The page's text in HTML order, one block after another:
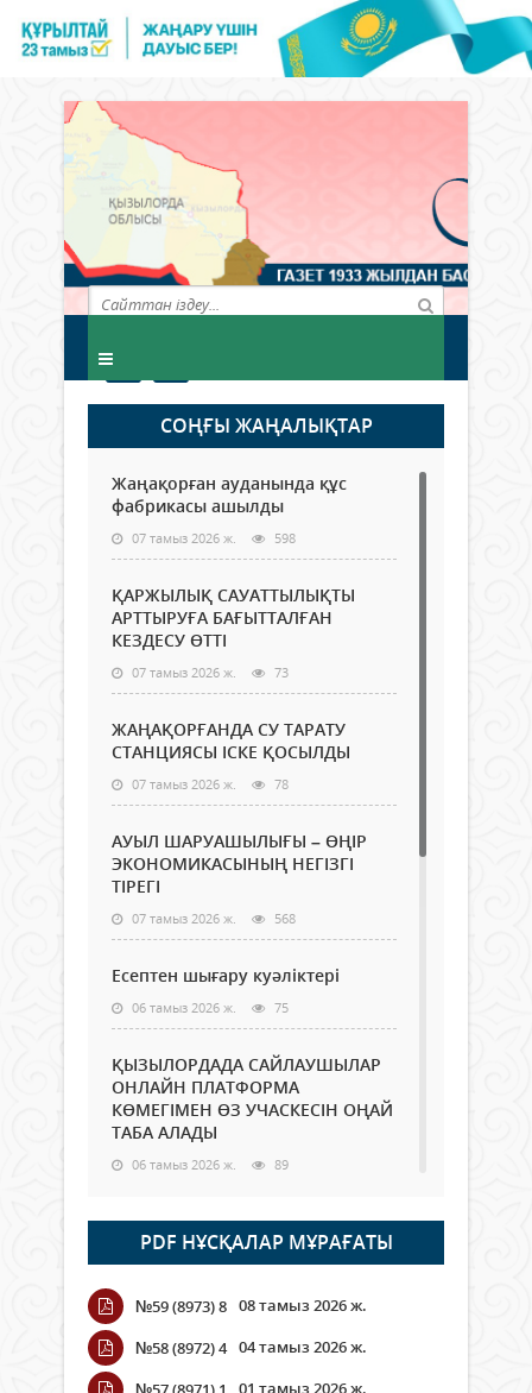
СОҢҒЫ ЖАҢАЛЫҚТАР
Жаңақорған ауданында құс
фабрикасы ашылды
07 тамыз 2026 ж. 598
ҚАРЖЫЛЫҚ САУАТТЫЛЫҚТЫ
АРТТЫРУҒА БАҒЫТТАЛҒАН
КЕЗДЕСУ ӨТТІ
07 тамыз 2026 ж. 73
ЖАҢАҚОРҒАНДА СУ ТАРАТУ
СТАНЦИЯСЫ ІСКЕ ҚОСЫЛДЫ
07 тамыз 2026 ж. 78
АУЫЛ ШАРУАШЫЛЫҒЫ – ӨҢІР
ЭКОНОМИКАСЫНЫҢ НЕГІЗГІ
ТІРЕГІ
07 тамыз 2026 ж. 568
Есептен шығару куәліктері
06 тамыз 2026 ж. 75
ҚЫЗЫЛОРДАДА САЙЛАУШЫЛАР
ОНЛАЙН ПЛАТФОРМА
КӨМЕГІМЕН ӨЗ УЧАСКЕСІН ОҢАЙ
ТАБА АЛАДЫ
06 тамыз 2026 ж. 89
Open Air: Қызылорда облысы
полиция департаменті 20
мыңнан астам көрерменнің
қауіпсіздігін қамтамасыз етті
06 тамыз 2026 ж.
Wi-Fi ҚАБЫРҒА АРҚЫЛЫ ҚАЛАЙ
PDF НҰСҚАЛАР МҰРАҒАТЫ
№59 (8973) 8 08 тамыз 2026 ж.
№58 (8972) 4 04 тамыз 2026 ж.
01 тамыз 2026 ж.